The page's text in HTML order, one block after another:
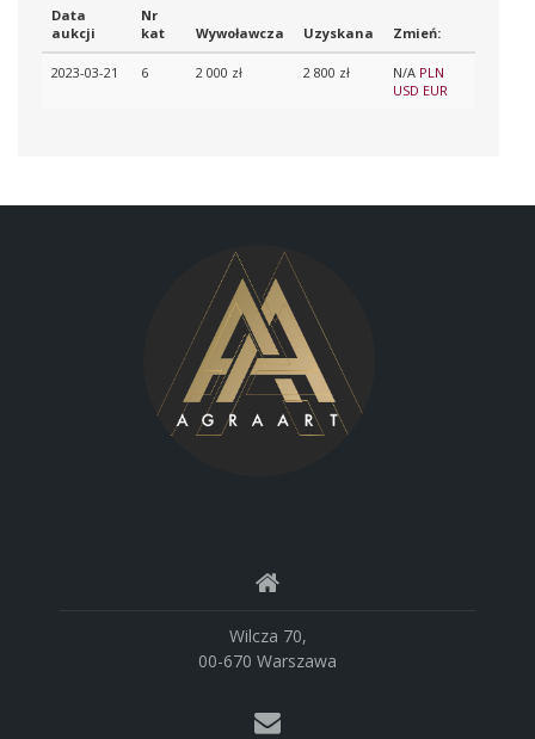
Data
aukcji
Nr
kat
Wywoławcza Uzyskana Zmień:
2023-03-21 6 2 000 zł 2 800 zł N/A PLN
USD EUR
Wilcza 70,
00-670 Warszawa